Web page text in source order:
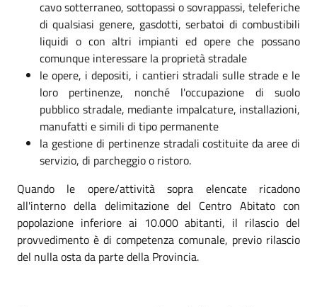
cavo sotterraneo, sottopassi o sovrappassi, teleferiche
di qualsiasi genere, gasdotti, serbatoi di combustibili
liquidi o con altri impianti ed opere che possano
comunque interessare la proprietà stradale
le opere, i depositi, i cantieri stradali sulle strade e le
loro pertinenze, nonché l'occupazione di suolo
pubblico stradale, mediante impalcature, installazioni,
manufatti e simili di tipo permanente
la gestione di pertinenze stradali costituite da aree di
servizio, di parcheggio o ristoro.
Quando le opere/attività sopra elencate ricadono
all'interno della delimitazione del Centro Abitato con
popolazione inferiore ai 10.000 abitanti, il rilascio del
provvedimento è di competenza comunale, previo rilascio
del nulla osta da parte della Provincia.